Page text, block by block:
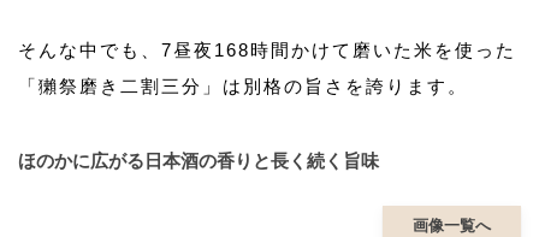
そんな中でも、7昼夜168時間かけて磨いた米を使った
「獺祭磨き二割三分」は別格の旨さを誇ります。
ほのかに広がる日本酒の香りと長く続く旨味
画像一覧へ